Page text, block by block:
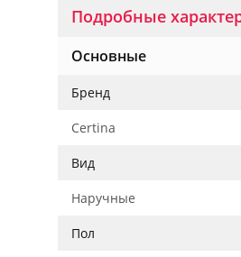
Подробные
Основные
Бренд
Certina
Вид
Наручные
Пол